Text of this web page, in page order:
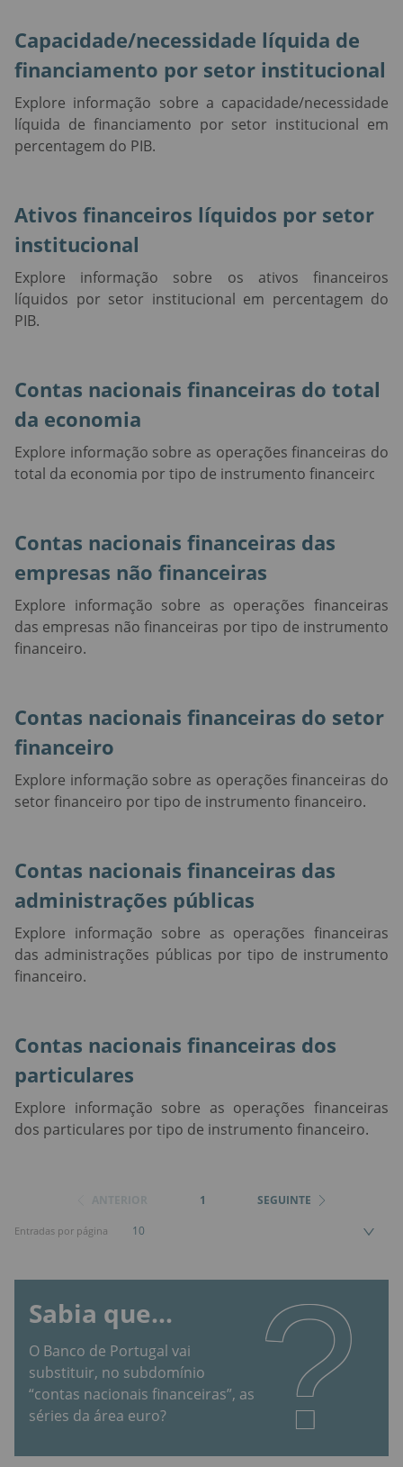
Capacidade/necessidade líquida de
financiamento por setor institucional
Explore informação sobre a capacidade/necessidade
líquida de financiamento por setor institucional em
percentagem do PIB.
Ativos financeiros líquidos por setor
institucional
Explore informação sobre os ativos financeiros
líquidos por setor institucional em percentagem do
PIB.
Contas nacionais financeiras do total
da economia
Explore informação sobre as operações financeiras do
total da economia por tipo de instrumento financeiro.
Contas nacionais financeiras das
empresas não financeiras
Explore informação sobre as operações financeiras
das empresas não financeiras por tipo de instrumento
financeiro.
Contas nacionais financeiras do setor
financeiro
Explore informação sobre as operações financeiras do
setor financeiro por tipo de instrumento financeiro.
Contas nacionais financeiras das
administrações públicas
Explore informação sobre as operações financeiras
das administrações públicas por tipo de instrumento
financeiro.
Contas nacionais financeiras dos
particulares
Explore informação sobre as operações financeiras
dos particulares por tipo de instrumento financeiro.
1 SEGUINTE
Entradas por página 10
Sabia que...
O Banco de Portugal vai
substituir, no subdomínio
“contas nacionais financeiras”, as
séries da área euro?
?